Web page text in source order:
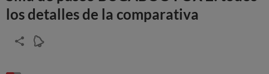
los detalles de la comparativa